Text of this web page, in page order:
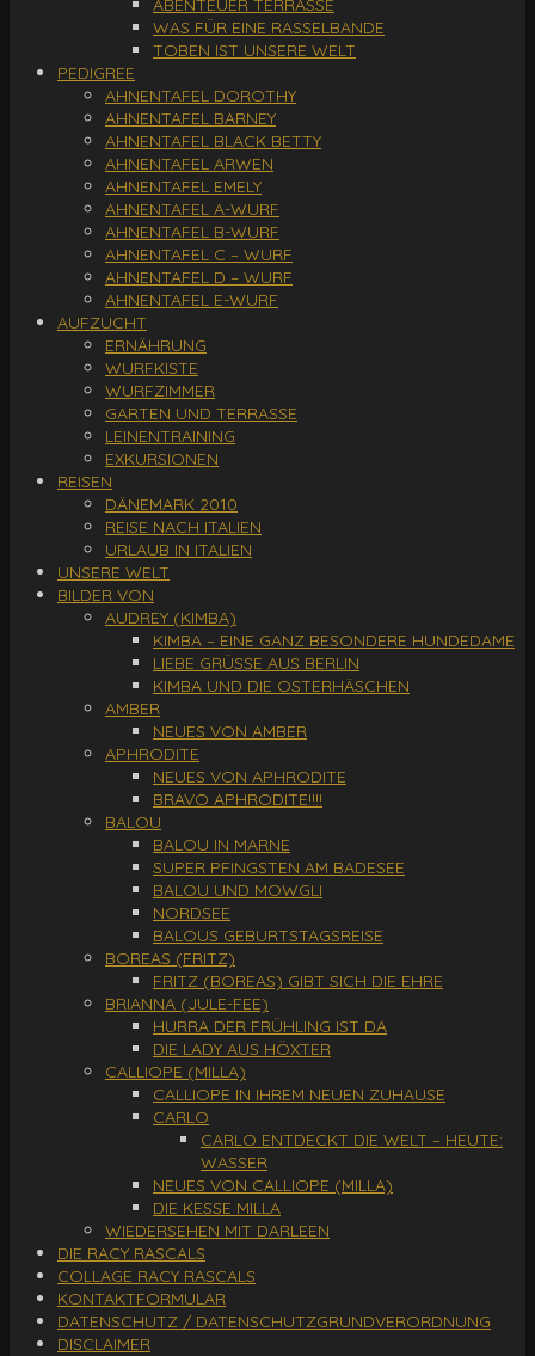
ABENTEUER TERRASSE
WAS FÜR EINE RASSELBANDE
TOBEN IST UNSERE WELT
PEDIGREE
AHNENTAFEL DOROTHY
AHNENTAFEL BARNEY
AHNENTAFEL BLACK BETTY
AHNENTAFEL ARWEN
AHNENTAFEL EMELY
AHNENTAFEL A-WURF
AHNENTAFEL B-WURF
AHNENTAFEL C – WURF
AHNENTAFEL D – WURF
AHNENTAFEL E-WURF
AUFZUCHT
ERNÄHRUNG
WURFKISTE
WURFZIMMER
GARTEN UND TERRASSE
LEINENTRAINING
EXKURSIONEN
REISEN
DÄNEMARK 2010
REISE NACH ITALIEN
URLAUB IN ITALIEN
UNSERE WELT
BILDER VON
AUDREY (KIMBA)
KIMBA – EINE GANZ BESONDERE HUNDEDAME
LIEBE GRÜSSE AUS BERLIN
KIMBA UND DIE OSTERHÄSCHEN
AMBER
NEUES VON AMBER
APHRODITE
NEUES VON APHRODITE
BRAVO APHRODITE!!!!
BALOU
BALOU IN MARNE
SUPER PFINGSTEN AM BADESEE
BALOU UND MOWGLI
NORDSEE
BALOUS GEBURTSTAGSREISE
BOREAS (FRITZ)
FRITZ (BOREAS) GIBT SICH DIE EHRE
BRIANNA (JULE-FEE)
HURRA DER FRÜHLING IST DA
DIE LADY AUS HÖXTER
CALLIOPE (MILLA)
CALLIOPE IN IHREM NEUEN ZUHAUSE
CARLO
CARLO ENTDECKT DIE WELT – HEUTE:
WASSER
NEUES VON CALLIOPE (MILLA)
DIE KESSE MILLA
WIEDERSEHEN MIT DARLEEN
DIE RACY RASCALS
COLLAGE RACY RASCALS
KONTAKTFORMULAR
DATENSCHUTZ / DATENSCHUTZGRUNDVERORDNUNG
DISCLAIMER